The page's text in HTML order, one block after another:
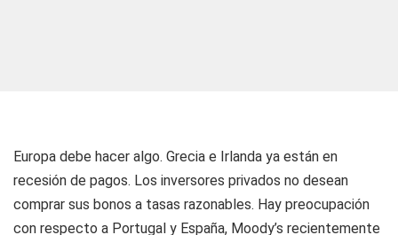
Europa debe hacer algo. Grecia e Irlanda ya están en
recesión de pagos. Los inversores privados no desean
comprar sus bonos a tasas razonables. Hay preocupación
con respecto a Portugal y España, Moody’s recientemente